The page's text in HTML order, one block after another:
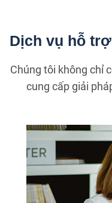
Dịch vụ hỗ
Chúng tôi không chỉ
cung cấp giải